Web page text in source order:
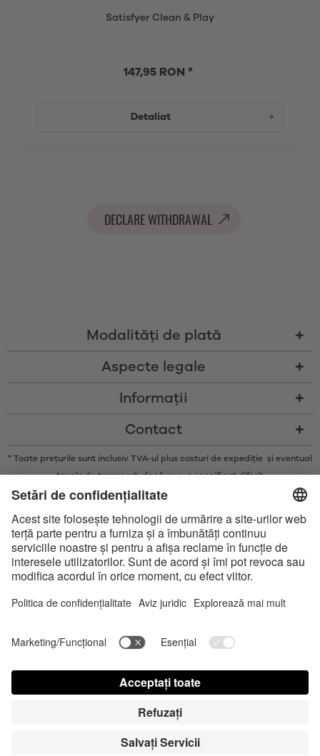
Satisfyer Clean & Play
147,95 RON *
Detaliat
DECLARE WITHDRAWAL
Modalităţi de plată
Aspecte legale
Informații
Contact
* Toate prețurile sunt inclusiv TVA-ul plus costuri de expediție și eventual
taxele de transport, dacă nu s-a specificat diferit
* Marca și logo-urile Bluetooth® sunt mărci comerciale înregistrate
Satisfyer GmbH se face doar sub licență.
Apple, sigla Apple și Apple Watch sunt mărci comerciale ale Apple Inc.
Google Play și logoul Google Play sunt mărci comerciale ale Google LLC.
Contact us today
Manual de utilizare Contact